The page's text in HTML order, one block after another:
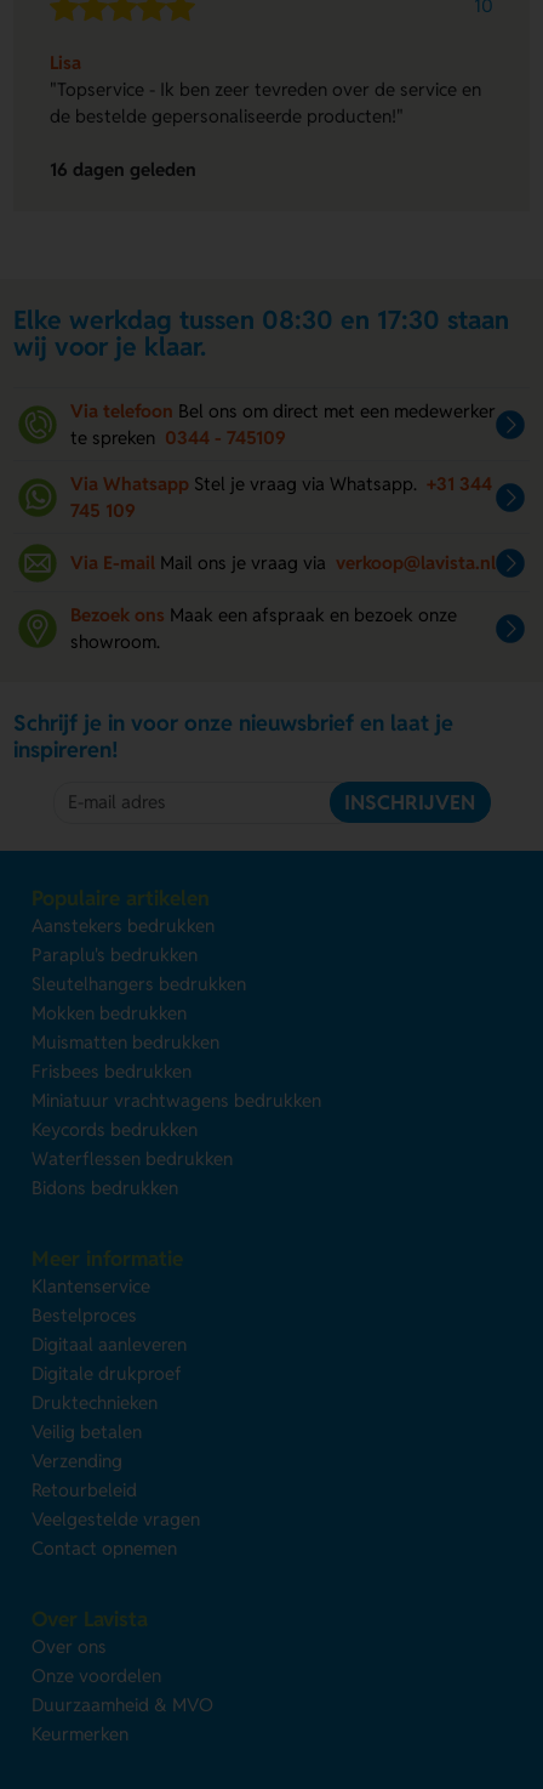
10
Lisa
"Topservice - Ik ben zeer tevreden over de service en
de bestelde gepersonaliseerde producten!"
16 dagen geleden
Elke werkdag tussen 08:30 en 17:30 staan
wij voor je klaar.
Via telefoon Bel ons om direct met een medewerker
te spreken 0344 - 745109
Via Whatsapp Stel je vraag via Whatsapp. +31 344
745 109
Via E-mail Mail ons je vraag via verkoop@lavista.nl
Bezoek ons Maak een afspraak en bezoek onze
showroom.
Schrijf je in voor onze nieuwsbrief en laat je
inspireren!
INSCHRIJVEN
Populaire artikelen
Aanstekers bedrukken
Paraplu's bedrukken
Sleutelhangers bedrukken
Mokken bedrukken
Muismatten bedrukken
Frisbees bedrukken
Miniatuur vrachtwagens bedrukken
Keycords bedrukken
Waterflessen bedrukken
Bidons bedrukken
Meer informatie
Klantenservice
Bestelproces
Digitaal aanleveren
Digitale drukproef
Druktechnieken
Veilig betalen
Verzending
Retourbeleid
Veelgestelde vragen
Contact opnemen
Over Lavista
Over ons
Onze voordelen
Duurzaamheid & MVO
Keurmerken